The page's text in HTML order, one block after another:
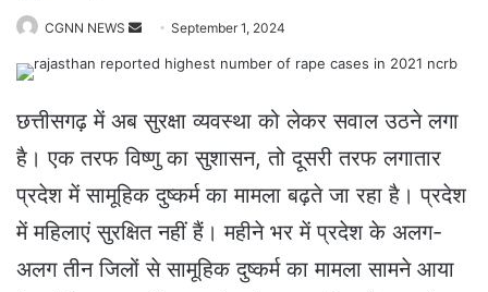
CGNN NEWS
n
e
a
September 1, 2024
छत्तीसगढ़ में अब सुरक्षा व्यवस्था को लेकर सवाल उठने लगा
है। एक तरफ विष्णु का सुशासन, तो दूसरी तरफ लगातार
प्रदेश में सामूहिक दुष्कर्म का मामला बढ़ते जा रहा है। प्रदेश
में महिलाएं सुरक्षित नहीं हैं। महीने भर में प्रदेश के अलग-
अलग तीन जिलों से सामूहिक दुष्कर्म का मामला सामने आया